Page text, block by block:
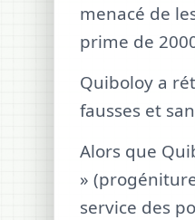
menacé de
prime de
Quiboloy a
fausses et
Alors que
»
service des